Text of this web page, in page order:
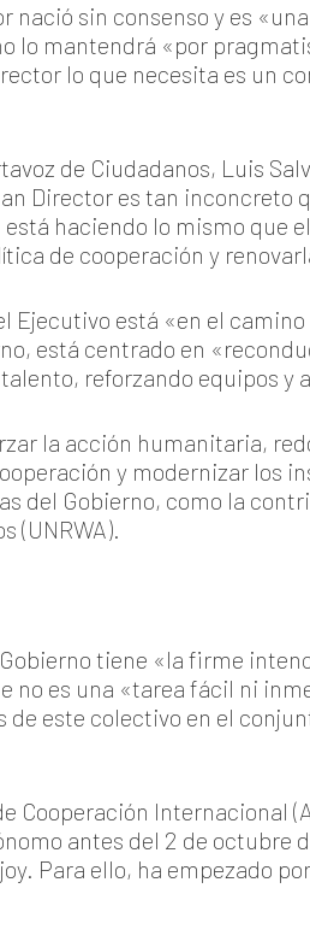
nació sin consenso y es
lo mantendrá «por
lo que necesita es un
de Ciudadanos, Luis
Director es tan
haciendo lo mismo que
de cooperación y
Ejecutivo está «en el
está centrado en
reforzando equipos y
la acción humanitaria,
y modernizar los
del Gobierno, como la
(UNRWA).
tiene «la firme
no es una «tarea fácil ni
este colectivo en el
Cooperación Internacional
antes del 2 de octubre
Para ello, ha empezado